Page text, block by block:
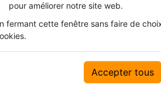
Surmonte ton
leur handicap.Être
physiques font
physiques ces
guidera en vous
auxquelles il ou
pour améliorer notre site web.
fermant cette fenêtre sans faire de
Accepter tous